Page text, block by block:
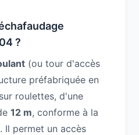
?
(ou tour d'accès
préfabriquée en
roulettes, d'une
12 m, conforme à la
. Il permet un accès